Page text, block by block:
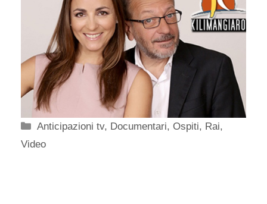
Categorie
Anticipazioni tv, Documentari,Ospiti, Rai,
Video